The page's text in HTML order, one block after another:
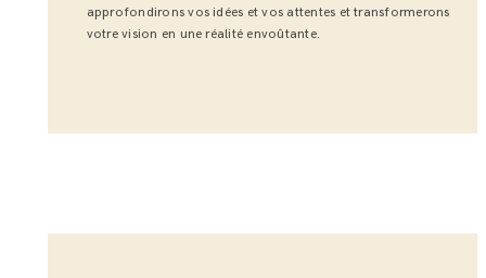
approfondirons vos idées et vos attentes et transformerons
votre vision en une réalité envoûtante.